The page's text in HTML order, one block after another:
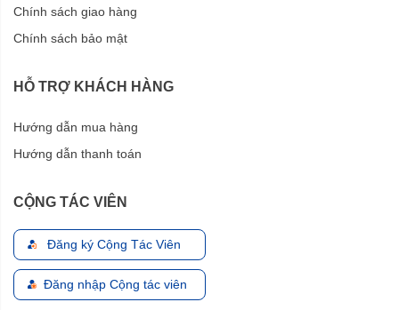
Chính sách giao hàng
Chính sách bảo mật
HỖ TRỢ KHÁCH HÀNG
Hướng dẫn mua hàng
Hướng dẫn thanh toán
CỘNG TÁC VIÊN
Đăng ký Cộng Tác Viên
Đăng nhập Cộng tác viên